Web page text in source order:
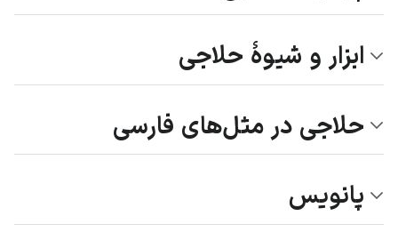
ابزار و شیوۀ حلاجی
حلاجی در مثل‌های فارسی
پانویس